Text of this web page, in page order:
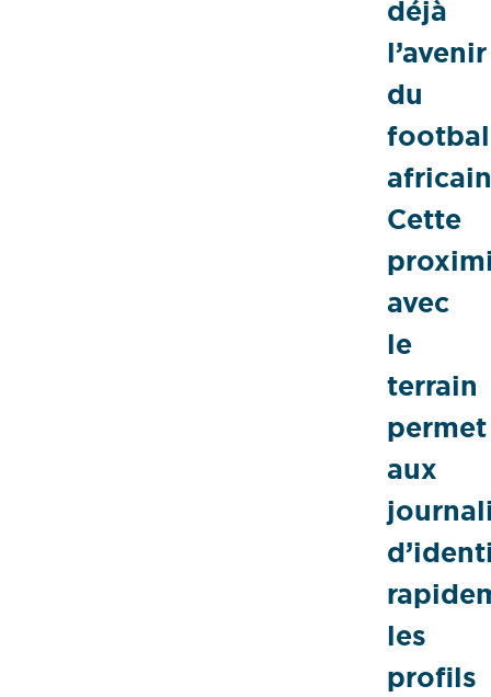
déjà
l’avenir
du
Cette
avec
le
terrain
permet
aux
les
profils